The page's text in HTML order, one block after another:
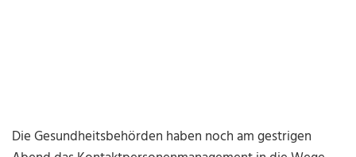
Die Gesundheitsbehörden haben noch am gestrigen